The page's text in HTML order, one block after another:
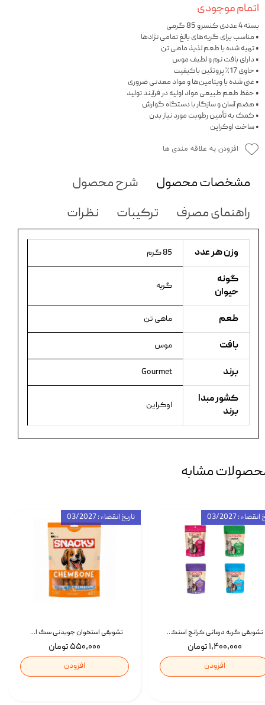
اتمام موجودی
بسته 4 عددی کنسرو 85 گرمی
• مناسب برای گربه‌های بالغ تمامی نژادها
• تهیه شده با طعم لذیذ ماهی تن
• دارای بافت نرم و لطیف موس
• حاوی 17٪ پروتئین باکیفیت
• غنی شده با ویتامین‌ها و مواد معدنی ضروری
• حفظ طعم طبیعی مواد اولیه در فرآیند تولید
• هضم آسان و سازگار با دستگاه گوارش
• کمک به تأمین رطوبت مورد نیاز بدن
• ساخت اوکراین
افزودن به علاقه مندی ها
مشخصات محصول
شرح محصول
راهنمای مصرف
ترکیبات نظرات
وزن هر عدد 85 گرم
گونه
حیوان
گربه
طعم ماهی تن
بافت موس
برند Gourmet
کشور مبدا
برند
اوکراین
مشابه
تشویقی استخوان جویدنی سگ اسنکی کرانچی با طعم مرغ Snacky Crunchy Munchy وزن 100 گرم
۵۵۰,۰۰۰ تومان
افزودن
تاریخ انقضاء : 03/2027
تشویقی گربه درمانی کرانچ اسنکی با طعم میکس Snacky Crunch Cat Treats وزن 60 گرم بسته 4 عددی
۱,۴۰۰,۰۰۰ تومان
افزودن
: 03/2027